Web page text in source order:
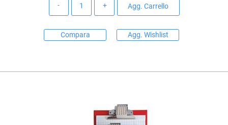
Agg. Carrello
Compara Agg. Wishlist